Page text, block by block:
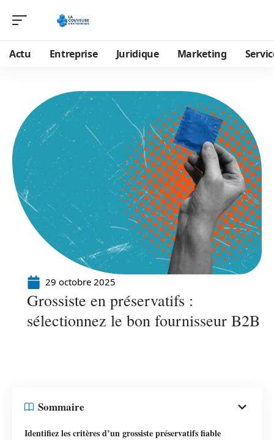
Actu Entreprise Juridique Marketing
29 octobre 2025
Grossiste en préservatifs :
sélectionnez le bon fournisseur B2B
Sommaire
Identifiez les critères d’un grossiste préservatifs fiable